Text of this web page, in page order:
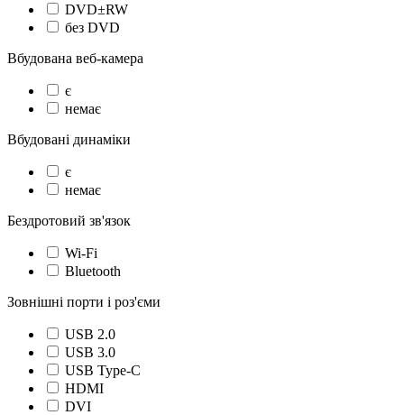
DVD±RW
без DVD
Вбудована веб-камера
є
немає
Вбудовані динаміки
є
немає
Бездротовий зв'язок
Wi-Fi
Bluetooth
Зовнішні порти і роз'єми
USB 2.0
USB 3.0
USB Type-C
HDMI
DVI